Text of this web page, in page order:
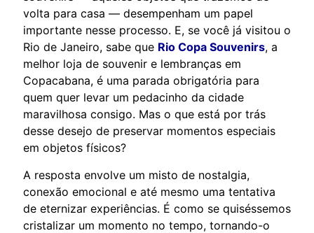
volta para casa — desempenham um papel
importante nesse processo. E, se você já visitou o
Rio de Janeiro, sabe que Rio Copa Souvenirs, a
melhor loja de souvenir e lembranças em
Copacabana, é uma parada obrigatória para
quem quer levar um pedacinho da cidade
maravilhosa consigo. Mas o que está por trás
desse desejo de preservar momentos especiais
em objetos físicos?
A resposta envolve um misto de nostalgia,
conexão emocional e até mesmo uma tentativa
de eternizar experiências. É como se quiséssemos
cristalizar um momento no tempo, tornando-o